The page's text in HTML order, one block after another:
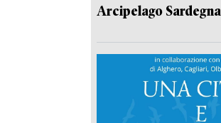
Arcipelago Sardegna